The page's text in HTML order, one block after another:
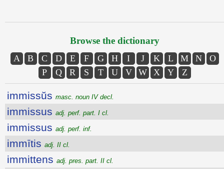
Browse the dictionary
A B C D E F G H I J K L M N
O
P
Q R S T U V W X Y Z
immissŭs masc. noun IV decl.
immissus adj. perf. part. I cl.
immissus adj. perf. inf.
immītis adj. II cl.
immittens adj. pres. part. II cl.